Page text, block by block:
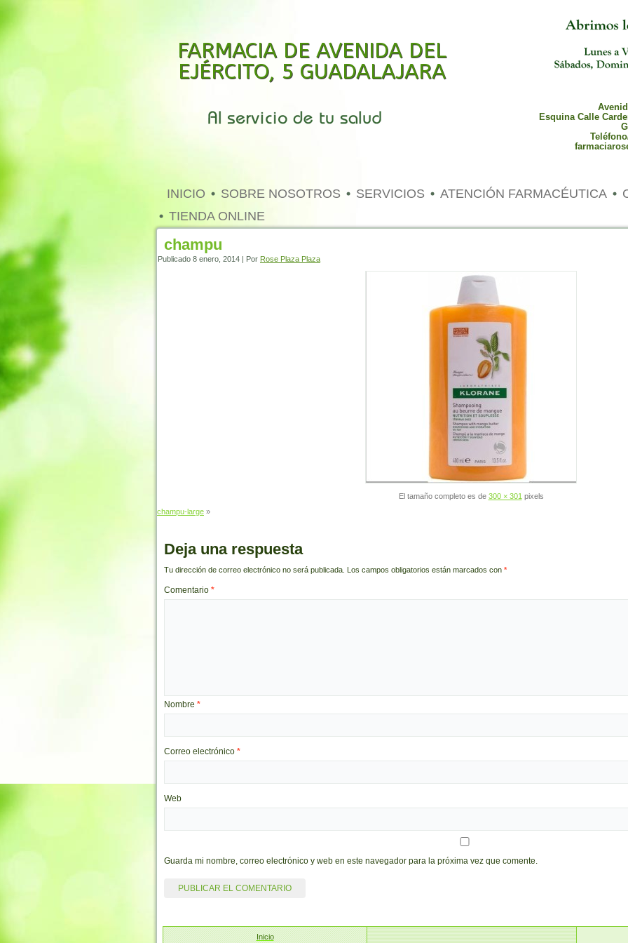
FARMACIA DE AVENIDA DEL
EJÉRCITO, 5 GUADALAJARA
Esquina Calle
INICIO SOBRE NOSOTROS SERVICIOS ATENCIÓN FARMACÉUTICA
TIENDA ONLINE
champu
Publicado 8 enero, 2014 | Por Rose Plaza Plaza
El tamaño completo es de 300 × 301 pixels
champu-large »
Deja una respuesta
Tu dirección de correo electrónico no será publicada. Los campos obligatorios están marcados con *
Comentario *
Nombre *
Correo electrónico *
Web
Guarda mi nombre, correo electrónico y web en este navegador para la próxima vez que comente.
Inicio